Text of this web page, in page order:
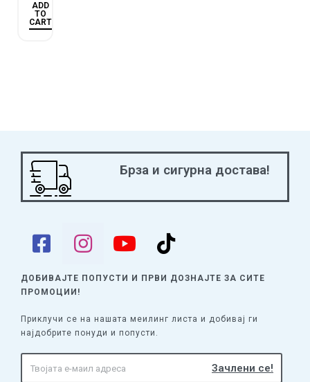
ADD
TO
CART
Брза и сигурна достава!
ДОБИВАЈТЕ ПОПУСТИ И ПРВИ ДОЗНАЈТЕ ЗА СИТЕ
ПРОМОЦИИ!
Приклучи се на нашата меилинг листа и добивај ги
најдобрите понуди и попусти.